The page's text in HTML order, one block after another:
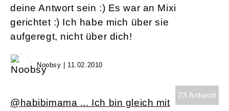
deine Antwort sein :) Es war an Mixi
gerichtet :) Ich habe mich über sie
aufgeregt, nicht über dich!
Noobsy | 11.02.2010
23 Antwort
@habibimama ... Ich bin gleich mit